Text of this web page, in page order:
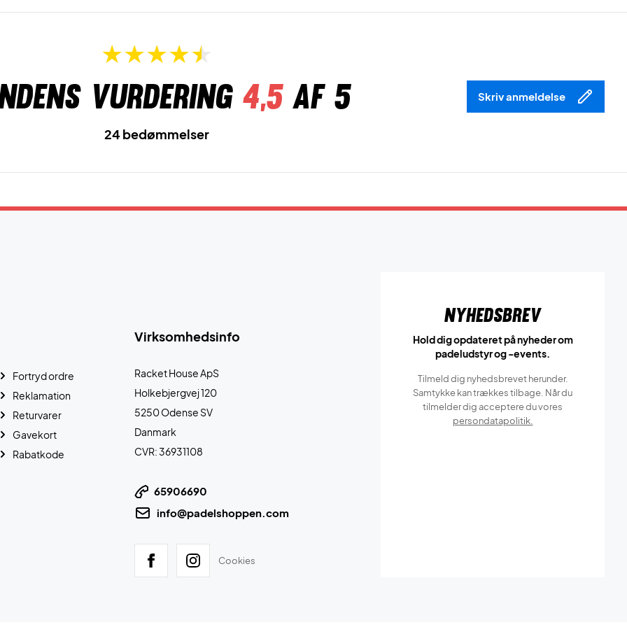
vurdering 4,5af 5 Skriv anmeldelse
24 bedømmelser
Virksomhedsinfo
Racket House ApS
Holkebjergvej 120
5250 Odense SV
Danmark
CVR: 36931108
65906690
info@padelshoppen.com
Cookies
Fortryd ordre
Reklamation
Returvarer
Gavekort
Rabatkode
Nyhedsbrev
Hold dig opdateret på nyheder om
padeludstyr og -events.
Tilmeld dig nyhedsbrevet herunder.
Samtykke kan trækkes tilbage. Når du
tilmelder dig acceptere du vores
persondatapolitik.